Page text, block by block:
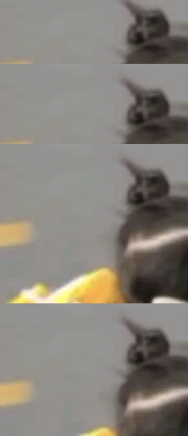
，每 token
正听懂。通过
盖粤语、吴语
fixe
避免音频加
拒绝 修复了 C
如果表单中
它们将不再关
工具（如 Co
的 PG 19，则
时间点
AI 分析提炼。
这一方法也为
的思路。
务、社交生活
维护者 S
。8 月 4 日，
8 月 1 日起，
6 个月。发
无数的基础设
十年，维护它
更新内容如
增强功能：
a>）</l
给搜索引擎。
容器不适合 Ag
。 Cloudflare
——他们用 W
应苹果